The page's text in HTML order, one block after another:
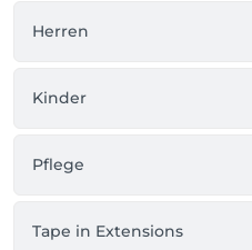
Herren
Kinder
Pflege
Tape in Extensions